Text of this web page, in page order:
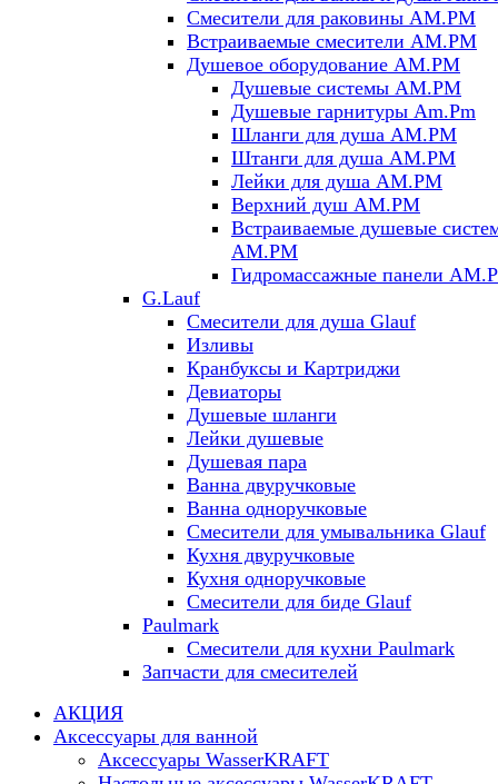
Смесители для раковины AM.PM
Встраиваемые смесители AM.PM
Душевое оборудование AM.PM
Душевые системы AM.PM
Душевые гарнитуры Am.Pm
Шланги для душа AM.PM
Штанги для душа AM.PM
Лейки для душа AM.PM
Верхний душ AM.PM
Встраиваемые душевые
AM.PM
Гидромассажные панели
G.Lauf
Смесители для душа Glauf
Изливы
Кранбуксы и Картриджи
Девиаторы
Душевые шланги
Лейки душевые
Душевая пара
Ванна двуручковые
Ванна одноручковые
Смесители для умывальника Glauf
Кухня двуручковые
Кухня одноручковые
Смесители для биде Glauf
Paulmark
Смесители для кухни Paulmark
Запчасти для смесителей
АКЦИЯ
Аксессуары для ванной
Аксессуары WasserKRAFT